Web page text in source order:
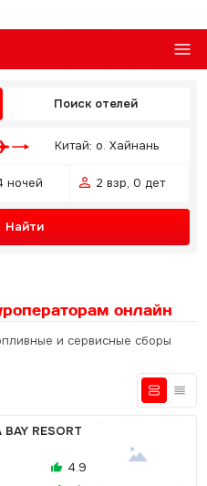
Поиск отелей
Китай: о. Хайнань
ночей 2 взр, 0 дет
Найти
онлайн
и сервисные сборы
RESORT
4.9